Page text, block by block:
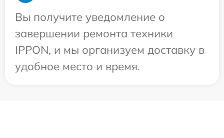
Вы получите уведомление о
завершении ремонта техники
IPPON, и мы организуем доставку в
удобное место и время.